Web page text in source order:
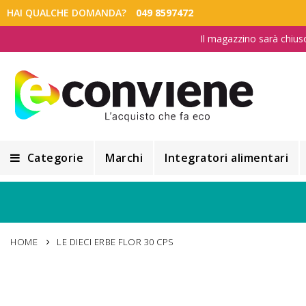
HAI QUALCHE DOMANDA? 049 8597472
Il magazzino sarà
Categorie
Alimentazione e Dietetica
Marchi Integratori alimentari
HOME LE DIECI ERBE FLOR 30 CPS